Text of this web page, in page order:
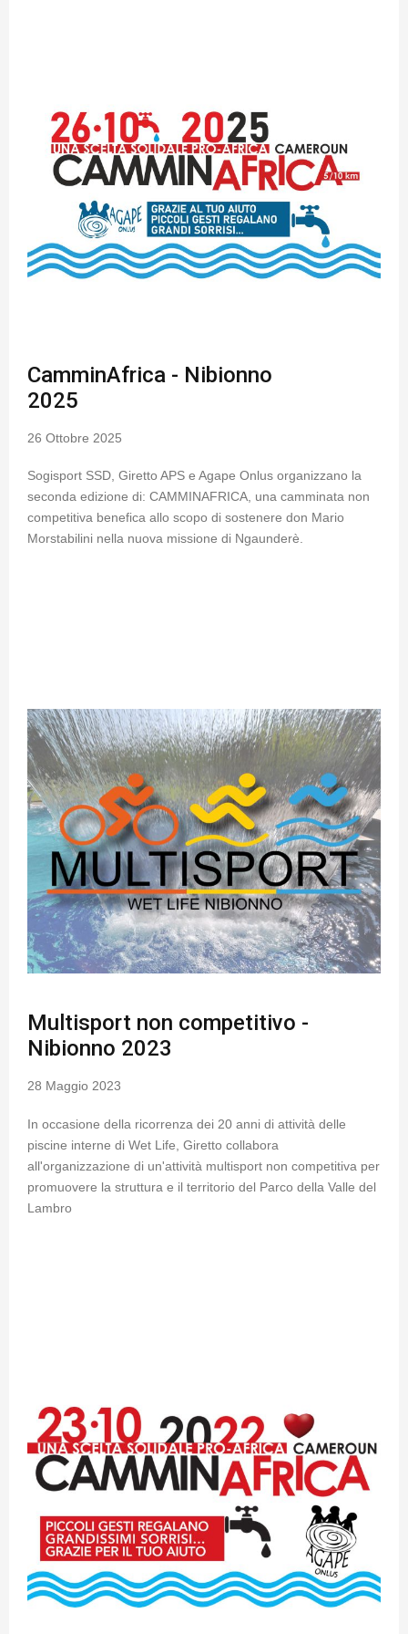
CamminAfrica - Nibionno
2025
26 Ottobre 2025
Sogisport SSD, Giretto APS e Agape Onlus organizzano la
seconda edizione di: CAMMINAFRICA, una camminata non
competitiva benefica allo scopo di sostenere don Mario
Morstabilini nella nuova missione di Ngaunderè.
Multisport non competitivo -
Nibionno 2023
28 Maggio 2023
In occasione della ricorrenza dei 20 anni di attività delle
piscine interne di Wet Life, Giretto collabora
all'organizzazione di un'attività multisport non competitiva per
promuovere la struttura e il territorio del Parco della Valle del
Lambro